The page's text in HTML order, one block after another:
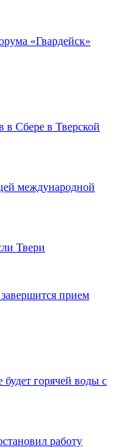
«Гвардейск»
в Сбере в Тверской
международной
Твери
прием
горячей воды с
работу